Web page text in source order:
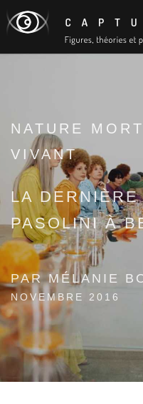
NATURE
VIVANT
LA
PASOLINI À
PAR MÉLANIE
NOVEMBRE 2016